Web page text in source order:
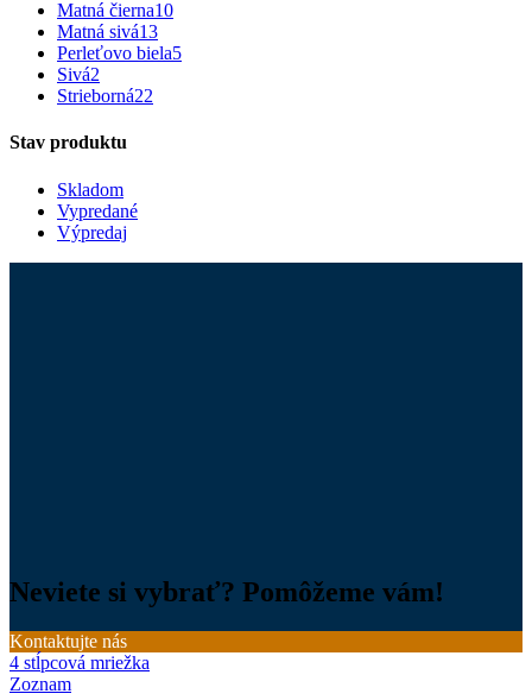
Matná čierna10
Matná sivá13
Perleťovo biela5
Sivá2
Strieborná22
Stav produktu
Skladom
Vypredané
Výpredaj
Neviete si vybrať? Pomôžeme vám!
Kontaktujte nás
4 stĺpcová mriežka
Zoznam